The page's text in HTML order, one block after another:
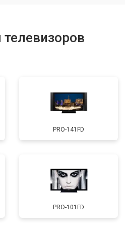
от 3900 ₽ Заказать
PRO-141FD
PRO-101FD